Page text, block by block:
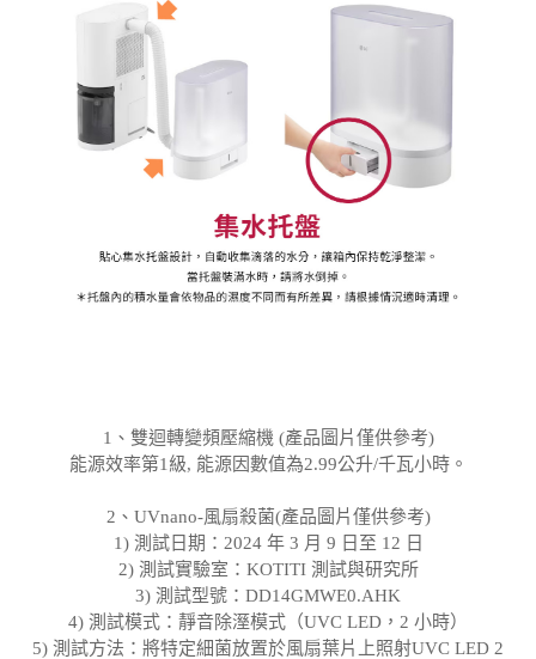
1、雙迴轉變頻壓縮機 (產品圖片僅供參考)
能源效率第1級, 能源因數值為2.99公升/千瓦小時。
2、UVnano-風扇殺菌(產品圖片僅供參考)
1) 測試日期：2024 年 3 月 9 日至 12 日
2) 測試實驗室：KOTITI 測試與研究所
3) 測試型號：DD14GMWE0.AHK
4) 測試模式：靜音除溼模式（UVC LED，2 小時）
5) 測試方法：將特定細菌放置於風扇葉片上照射UVC LED 2